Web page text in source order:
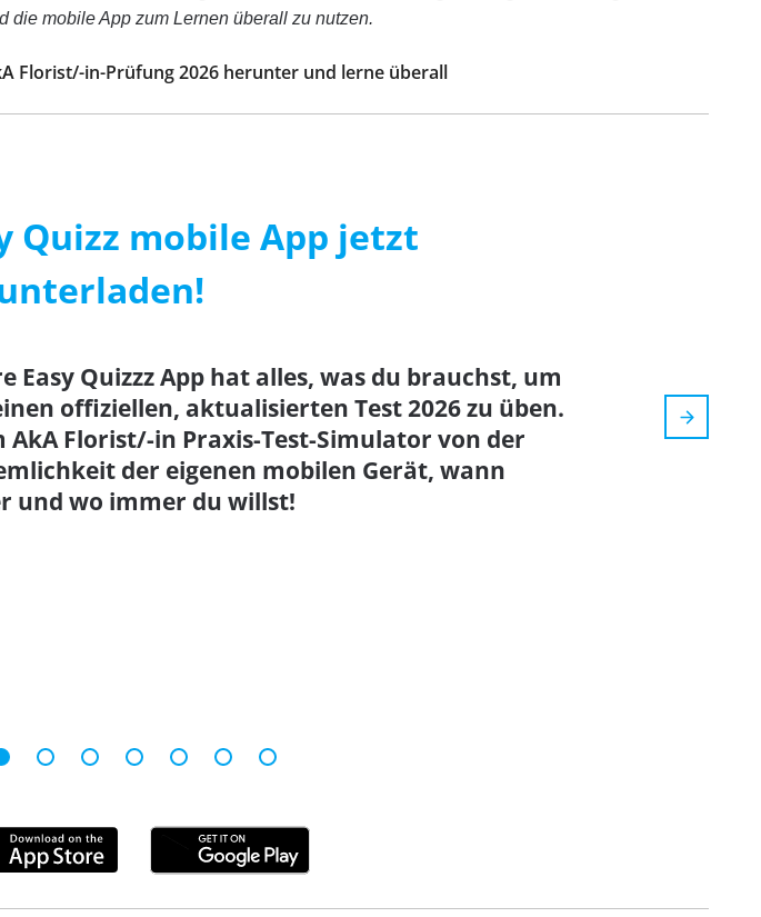
die mobile App zum Lernen überall zu nutzen.
Florist/-in-Prüfung 2026 herunter und lerne überall
Quizz mobile App jetzt
Easy Quizzz App hat alles, was du brauchst, um
offiziellen, aktualisierten Test 2026 zu üben.
AkA Florist/-in Praxis-Test-Simulator von der
der eigenen mobilen Gerät, wann
und wo immer du willst!